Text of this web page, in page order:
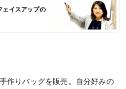
ェイスアップの
作りバッグを販売。自分好みの